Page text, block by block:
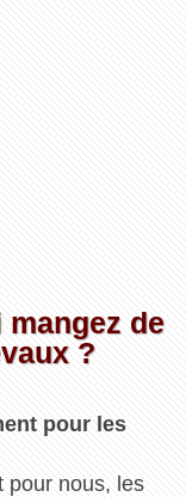
de
?
pour les
pour nous, les